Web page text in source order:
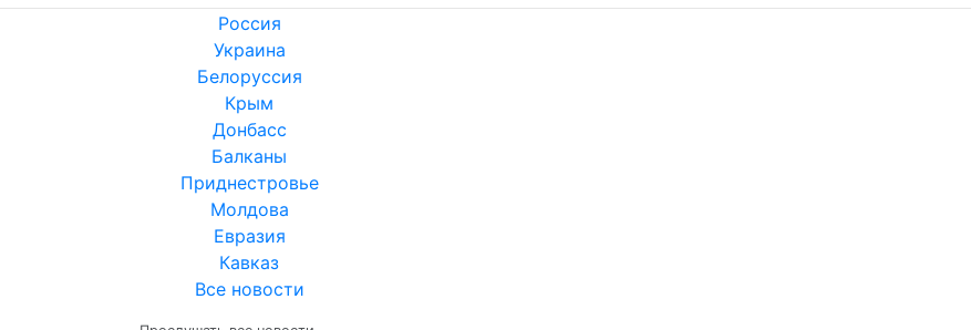
Россия
Украина
Белоруссия
Крым
Донбасс
Балканы
Приднестровье
Молдова
Евразия
Кавказ
Все новости